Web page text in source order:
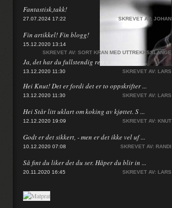
Fantastisk,takk!
27.07.2024 17:22 SKREVET AV: JOHAN
Fin artikkel! Fin blogg!
15.12.2020 13:14
SKREVET AV: SORT KRAN MED UTTREKKSSLANGE
Ja, det har du fullstendig rett i, men jeg ha ...
13.12.2020 11:30 SKREVET AV: LARS
Hei Knut! Det er fordi det er to oppskrifter ...
13.12.2020 11:30 SKREVET AV: LARS
Hei Står litt uklart om koking av kjøttet. S ...
12.12.2020 19:09 SKREVET AV: KNUT
Godt er det sikkert, - men er det ikke vel uf ...
10.12.2020 07:08 SKREVET AV: RANDI
Så fint du liker det du ser. Håper du blir in ...
20.11.2020 16:45 SKREVET AV: LARS